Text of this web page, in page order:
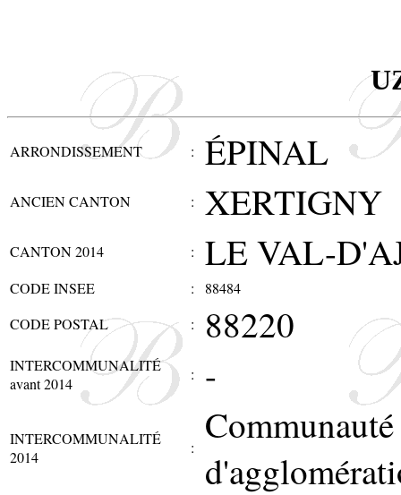
ARRONDISSEMENT : ÉPINAL
ANCIEN CANTON : XERTIGNY
CANTON 2014 : LE VAL-
CODE INSEE :
88484
CODE POSTAL
: 88220
INTERCOMMUNALITÉ
avant 2014
: -
INTERCOMMUNALITÉ
2014
:
Communauté